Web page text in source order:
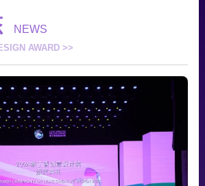
NEWS
AWARD >>